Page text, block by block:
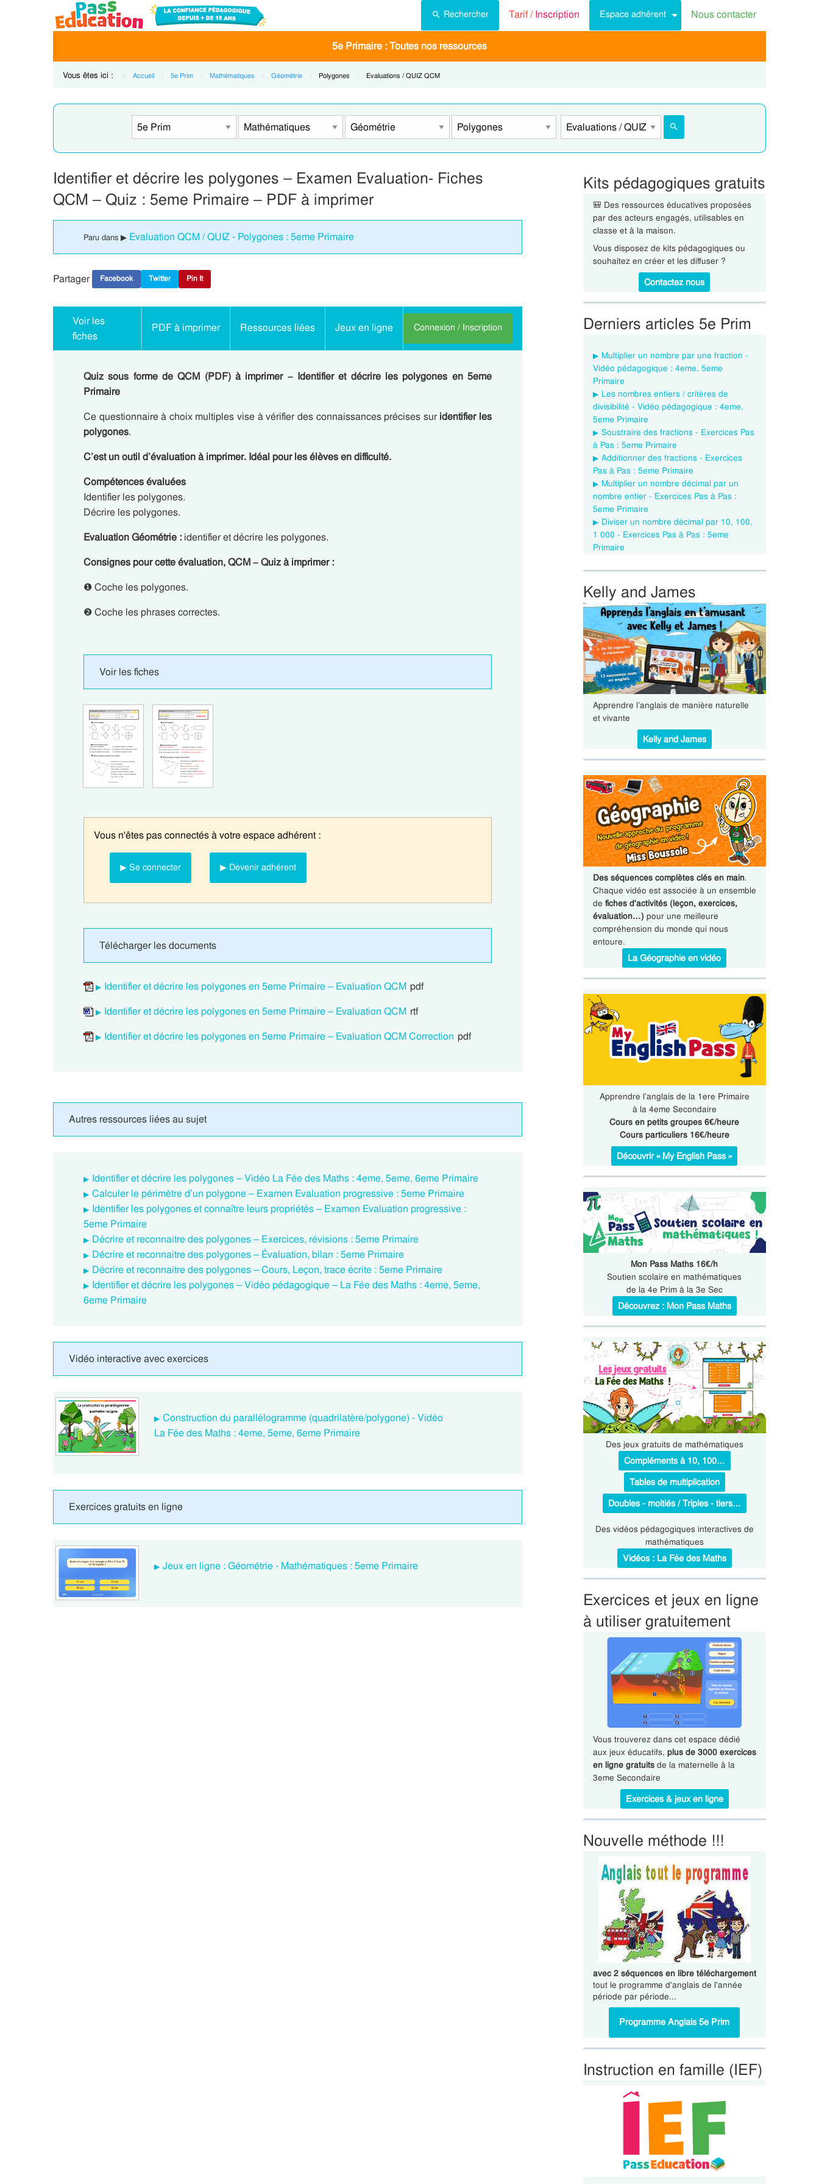
Rechercher Tarif /Inscription Espace adhérent Nous contacter
5e Primaire : Toutes nos ressources
Vous êtes ici : Accueil 5e Prim Mathématiques Géométrie Current:
Polygones Current:
Evaluations / QUIZ QCM
Identifier et décrire les polygones – Examen Evaluation- Fiches
QCM – Quiz : 5eme Primaire – PDF à imprimer
Paru dans ▶ Evaluation QCM / QUIZ - Polygones : 5eme Primaire
Partager Facebook Twitter Pin It
Voir les
fiches
PDF à imprimer Ressources liées Jeux en ligne Connexion / Inscription
Quiz sous forme de QCM (PDF) à imprimer – Identifier et décrire les polygones en 5eme
Primaire
Ce questionnaire à choix multiples vise à vérifier des connaissances précises sur identifier les
polygones.
C’est un outil d’évaluation à imprimer. Idéal pour les élèves en difficulté.
Compétences évaluées
Identifier les polygones.
Décrire les polygones.
Evaluation Géométrie : identifier et décrire les polygones.
Consignes pour cette évaluation, QCM – Quiz à imprimer :
❶ Coche les polygones.
❷ Coche les phrases correctes.
Voir les fiches
Vous n'êtes pas connectés à votre espace adhérent :
▶ Se connecter ▶ Devenir adhérent
Télécharger les documents
Identifier et décrire les polygones en 5eme Primaire – Evaluation QCM pdf
Identifier et décrire les polygones en 5eme Primaire – Evaluation QCM rtf
Identifier et décrire les polygones en 5eme Primaire – Evaluation QCM Correction pdf
Autres ressources liées au sujet
Identifier et décrire les polygones – Vidéo La Fée des Maths : 4eme, 5eme, 6eme Primaire
Calculer le périmètre d’un polygone – Examen Evaluation progressive : 5eme Primaire
Identifier les polygones et connaître leurs propriétés – Examen Evaluation progressive :
5eme Primaire
Décrire et reconnaitre des polygones – Exercices, révisions : 5eme Primaire
Décrire et reconnaitre des polygones – Évaluation, bilan : 5eme Primaire
Décrire et reconnaitre des polygones – Cours, Leçon, trace écrite : 5eme Primaire
Identifier et décrire les polygones – Vidéo pédagogique – La Fée des Maths : 4eme, 5eme,
6eme Primaire
Vidéo interactive avec exercices
Construction du parallélogramme (quadrilatère/polygone) - Vidéo
La Fée des Maths : 4eme, 5eme, 6eme Primaire
Exercices gratuits en ligne
Jeux en ligne : Géométrie - Mathématiques : 5eme Primaire
Kits pédagogiques gratuits
🎒 Des ressources éducatives proposées
par des acteurs engagés, utilisables en
classe et à la maison.
Vous disposez de kits pédagogiques ou
souhaitez en créer et les diffuser ?
Contactez nous
Derniers articles 5e Prim
Multiplier un nombre par une fraction -
Vidéo pédagogique : 4eme, 5eme
Primaire
Les nombres entiers / critères de
divisibilité - Vidéo pédagogique : 4eme,
5eme Primaire
Soustraire des fractions - Exercices Pas
à Pas : 5eme Primaire
Additionner des fractions - Exercices
Pas à Pas : 5eme Primaire
Multiplier un nombre décimal par un
nombre entier - Exercices Pas à Pas :
5eme Primaire
Diviser un nombre décimal par 10, 100,
1 000 - Exercices Pas à Pas : 5eme
Primaire
Kelly and James
Apprendre l’anglais de manière naturelle
et vivante
Kelly and James
Des séquences complètes clés en main.
Chaque vidéo est associée à un ensemble
de fiches d'activités (leçon, exercices,
évaluation…) pour une meilleure
compréhension du monde qui nous
entoure.
La Géographie en vidéo
Apprendre l’anglais de la 1ere Primaire
à la 4eme Secondaire
Cours en petits groupes 6€/heure
Cours particuliers 16€/heure
Découvrir « My English Pass »
Mon Pass Maths 16€/h
Soutien scolaire en mathématiques
de la 4e Prim à la 3e Sec
Découvrez : Mon Pass Maths
Des jeux gratuits de mathématiques
Compléments à 10, 100…
Tables de multiplication
Doubles - moitiés / Triples - tiers…
Des vidéos pédagogiques interactives de
mathématiques
Vidéos : La Fée des Maths
Exercices et jeux en ligne
à utiliser gratuitement
Vous trouverez dans cet espace dédié
aux jeux éducatifs, plus de 3000 exercices
en ligne gratuitsde la maternelle à la
3eme Secondaire
Exercices & jeux en ligne
Nouvelle méthode !!!
avec 2 séquences en libre téléchargement
tout le programme d'anglais de l'année
période par période...
Programme Anglais 5e Prim
Instruction en famille (IEF)